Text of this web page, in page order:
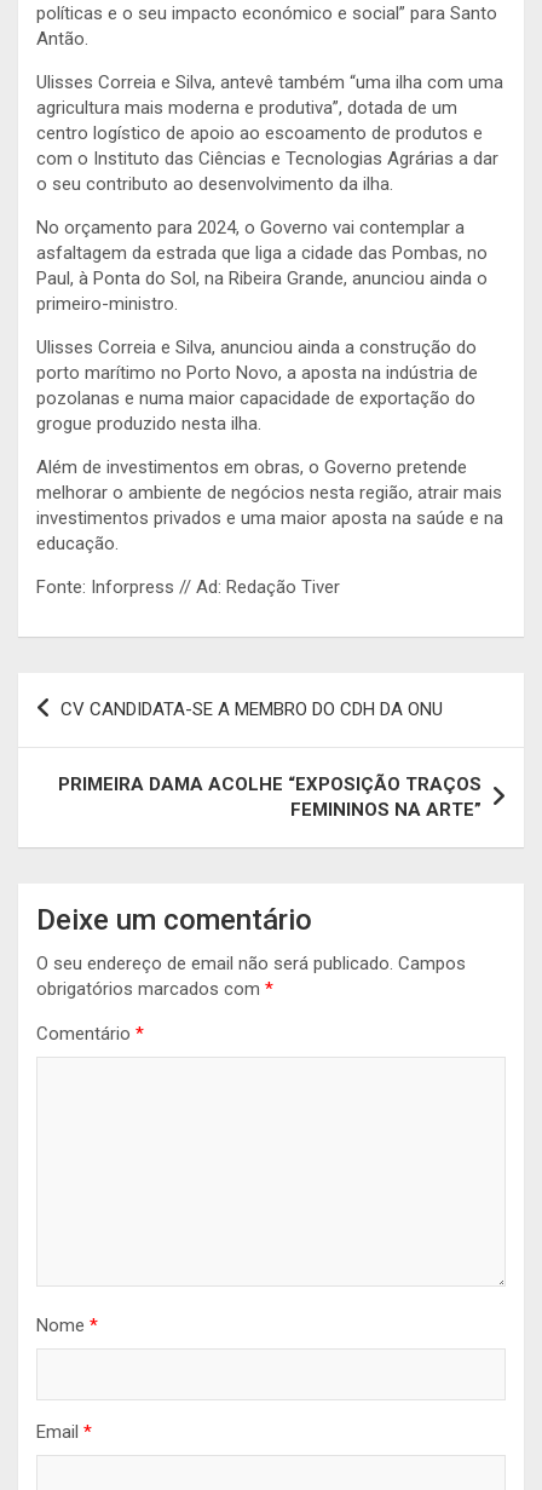
políticas e o seu impacto económico e social” para Santo
Antão.
Ulisses Correia e Silva, antevê também “uma ilha com uma
agricultura mais moderna e produtiva”, dotada de um
centro logístico de apoio ao escoamento de produtos e
com o Instituto das Ciências e Tecnologias Agrárias a dar
o seu contributo ao desenvolvimento da ilha.
No orçamento para 2024, o Governo vai contemplar a
asfaltagem da estrada que liga a cidade das Pombas, no
Paul, à Ponta do Sol, na Ribeira Grande, anunciou ainda o
primeiro-ministro.
Ulisses Correia e Silva, anunciou ainda a construção do
porto marítimo no Porto Novo, a aposta na indústria de
pozolanas e numa maior capacidade de exportação do
grogue produzido nesta ilha.
Além de investimentos em obras, o Governo pretende
melhorar o ambiente de negócios nesta região, atrair mais
investimentos privados e uma maior aposta na saúde e na
educação.
Fonte: Inforpress // Ad: Redação Tiver
Navegação
CV CANDIDATA-SE A MEMBRO DO CDH DA ONU
PRIMEIRA DAMA ACOLHE “EXPOSIÇÃO TRAÇOS
FEMININOS NA ARTE”
Deixe um comentário
O seu endereço de email não será publicado. Campos
obrigatórios marcados com *
Comentário *
Nome *
Email *